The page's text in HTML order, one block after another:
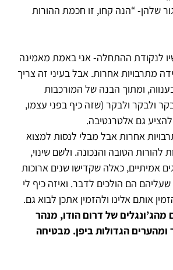
שלהן- “הנה קחו, זו חכמת ההורות
לנקודת ההתחלה- אני באמת מאמינה
מתרבויות אחרות. אבל בעיני זה צריך
ומתוך הבנה של המורכבות
ולבקר ולבקר (שזה כיף בפני עצמו,
גם אלטרנטיבה.
אחרות אבל מבלי לנסות למצוא
הטובה והנכונה. ולשם שינוי,
אמיתיים, כאלה שקדישו שנים ארוכות
הם הולכים לדבר. ואיזה כיף לי
אותם אלינו ולהזמין אתכן לבוא גם.
מהג’ונגלים של דרום הודו, מנהר
ומהערים הגדולות ביפן. מבטיחה